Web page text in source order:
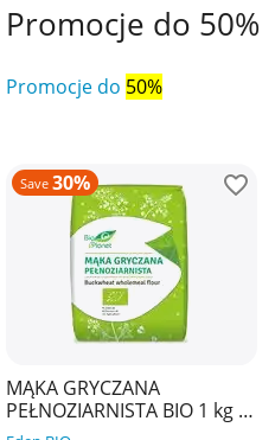
Promocje do 50%
Promocje do 50%
Save 30%
MĄKA GRYCZANA
PEŁNOZIARNISTA BIO 1 kg -
BIO PLANET